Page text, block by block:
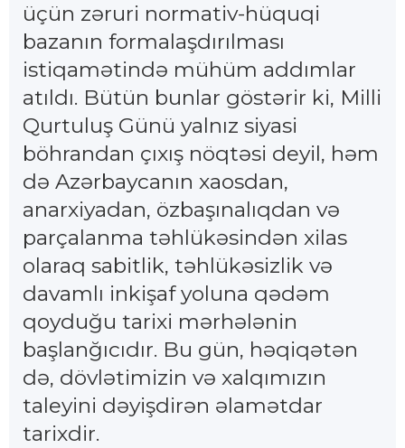
üçün zəruri normativ-hüquqi
bazanın formalaşdırılması
istiqamətində mühüm addımlar
atıldı. Bütün bunlar göstərir ki, Milli
Qurtuluş Günü yalnız siyasi
böhrandan çıxış nöqtəsi deyil, həm
də Azərbaycanın xaosdan,
anarxiyadan, özbaşınalıqdan və
parçalanma təhlükəsindən xilas
olaraq sabitlik, təhlükəsizlik və
davamlı inkişaf yoluna qədəm
qoyduğu tarixi mərhələnin
başlanğıcıdır. Bu gün, həqiqətən
də, dövlətimizin və xalqımızın
taleyini dəyişdirən əlamətdar
tarixdir.